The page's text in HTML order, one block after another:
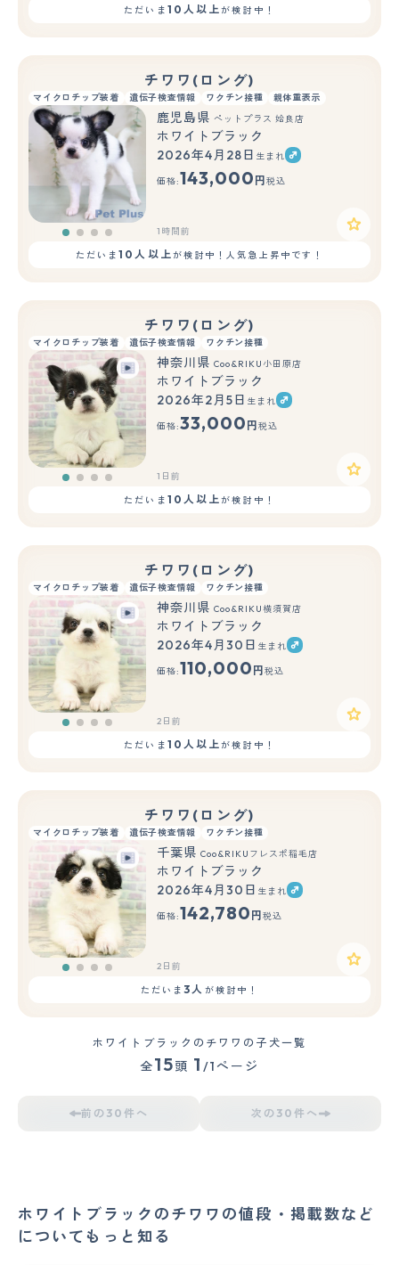
ただいま 10人以上が検討中！
チワワ(ロング)
マイクロチップ装着 遺伝子検査情報 ワクチン接種 親体重表示
鹿児島県 ペットプラス 姶良店
ホワイトブラック
2026年4月28日 生まれ
価格:143,000 円 税込
1時間前
ただいま10人以上が検討中！人気急上昇中です！
チワワ(ロング)
マイクロチップ装着 遺伝子検査情報 ワクチン接種
神奈川県 Coo&RIKU小田原店
ホワイトブラック
2026年2月5日 生まれ
価格:33,000 円 税込
1日前
ただいま 10人以上が検討中！
チワワ(ロング)
マイクロチップ装着 遺伝子検査情報 ワクチン接種
神奈川県 Coo&RIKU横須賀店
ホワイトブラック
2026年4月30日 生まれ
価格:110,000 円 税込
2日前
ただいま 10人以上が検討中！
チワワ(ロング)
マイクロチップ装着 遺伝子検査情報 ワクチン接種
千葉県 Coo&RIKUフレスポ稲毛店
ホワイトブラック
2026年4月30日 生まれ
価格:142,780 円 税込
2日前
ただいま3人 が検討中！
ホワイトブラックのチワワの子犬一覧
全15頭 1 /1ページ
前の30件へ 次の30件へ
ホワイトブラックのチワワの値段・掲載数など
についてもっと知る